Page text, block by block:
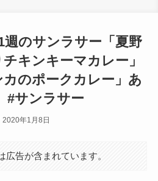
週のサンラサー「夏野
キンキーマカレー」
カのポークカレー」あ
#サンラサー
2020年1月8日
広告が含まれています。